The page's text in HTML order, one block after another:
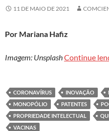
11 DE MAIO DE 2021
Por Mariana Hafiz
Imagem: UnsplashContinue
CORONAVÍRUS INOVAÇÃO
MONOPÓLIO
PATENTES
PROPRIEDADE INTELECTUAL
VACINAS